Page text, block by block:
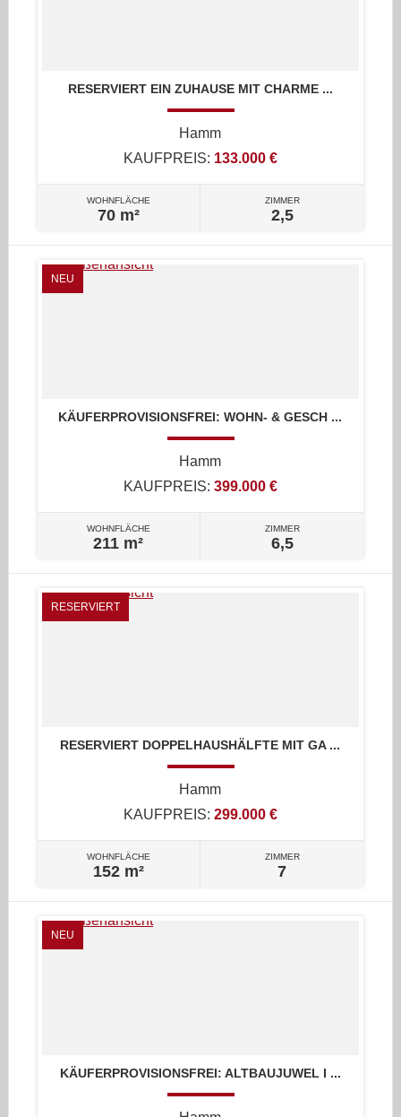
RESERVIERT EIN ZUHAUSE MIT CHARME ...
Hamm
KAUFPREIS: 133.000 €
WOHNFLÄCHE
70 m²
ZIMMER
2,5
NEU
KÄUFERPROVISIONSFREI: WOHN- & GESCH ...
Hamm
KAUFPREIS: 399.000 €
WOHNFLÄCHE
211 m²
ZIMMER
6,5
RESERVIERT
RESERVIERT DOPPELHAUSHÄLFTE MIT GA ...
Hamm
KAUFPREIS: 299.000 €
WOHNFLÄCHE
152 m²
ZIMMER
7
NEU
KÄUFERPROVISIONSFREI: ALTBAUJUWEL I ...